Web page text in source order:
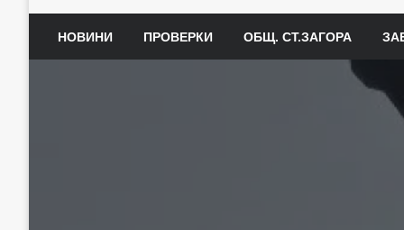
НОВИНИ ПРОВЕРКИ ОБЩ. СТ.ЗАГОРА